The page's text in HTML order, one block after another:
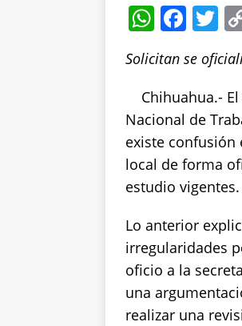
W
h
at
s
A
p
p
F
c
e
b
o
o
k
T
w
it
te
r
Solicitan se
Chihuahua.-
Nacional de
existe confusión
local de forma
estudio vigentes.
Lo anterior
irregularidades
oficio a la
una
realizar una